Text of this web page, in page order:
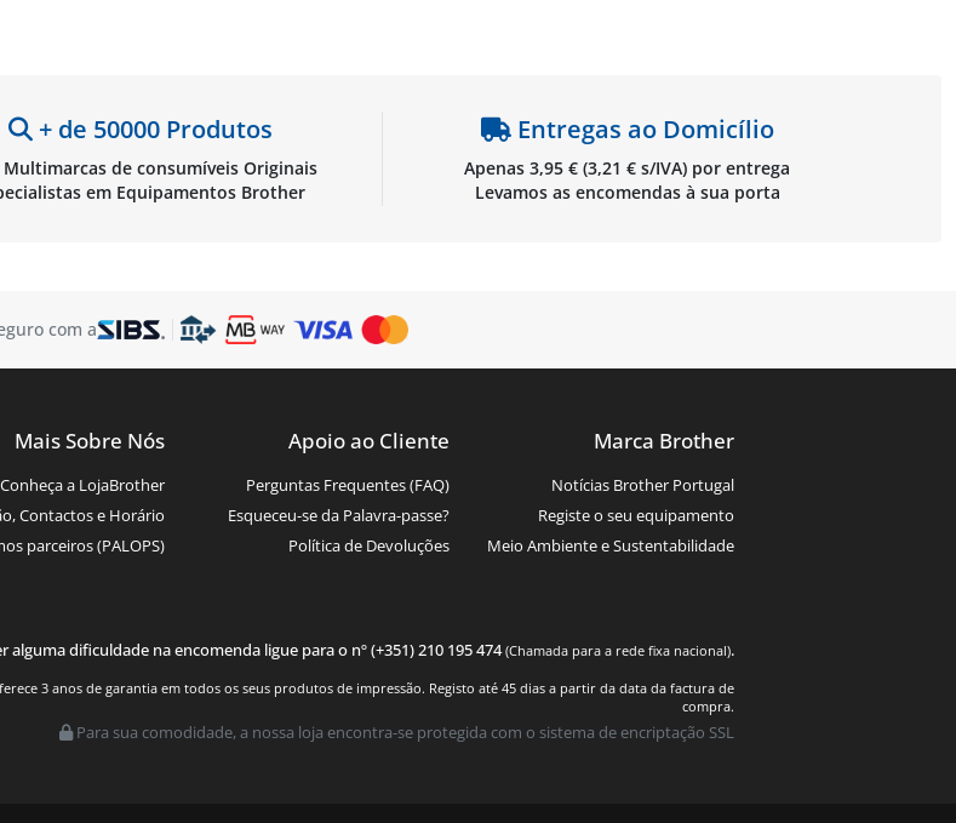
+ de 50000 Produtos
Multimarcas de consumíveis Originais
em Equipamentos Brother
Entregas ao Domicílio
Apenas 3,95 € (3,21 € s/IVA) por entrega
Levamos as encomendas à sua porta
com a
Mais Sobre Nós
Conheça a LojaBrother
Contactos e Horário
parceiros (PALOPS)
Apoio ao Cliente
Perguntas Frequentes (FAQ)
Esqueceu-se da Palavra-passe?
Política de Devoluções
Marca Brother
Notícias Brother Portugal
Registe o seu equipamento
Meio Ambiente e Sustentabilidade
alguma dificuldade na encomenda ligue para o nº (+351) 210 195 474(Chamada para a rede fixa nacional).
3 anos de garantia em todos os seus produtos de impressão. Registo até 45 dias a partir da data da factura de
compra.
Para sua comodidade, a nossa loja encontra-se protegida com o sistema de encriptação SSL